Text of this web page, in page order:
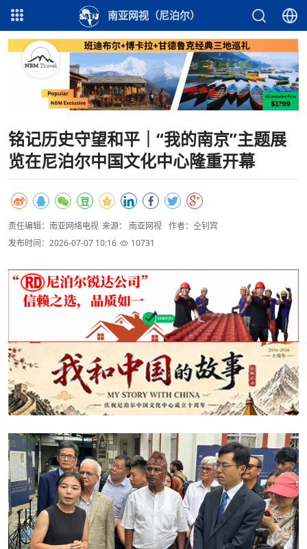
南亚网视（尼泊尔）
铭记历史守望和平｜“我的南京”主题展
览在尼泊尔中国文化中心隆重开幕
责任编辑：南亚网络电视 来源： 南亚网视 作者：仝钊宾
发布时间：2026-07-07 10:16
10731